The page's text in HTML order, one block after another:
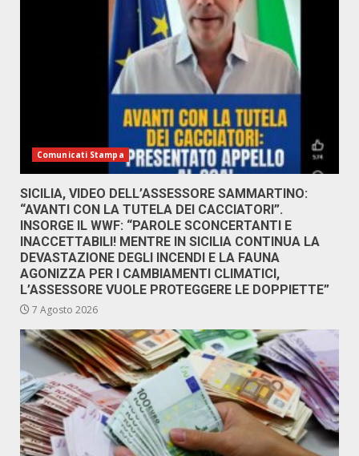
Comunicati Stampa
SICILIA, VIDEO DELL’ASSESSORE SAMMARTINO:
“AVANTI CON LA TUTELA DEI CACCIATORI”.
INSORGE IL WWF: “PAROLE SCONCERTANTI E
INACCETTABILI! MENTRE IN SICILIA CONTINUA LA
DEVASTAZIONE DEGLI INCENDI E LA FAUNA
AGONIZZA PER I CAMBIAMENTI CLIMATICI,
L’ASSESSORE VUOLE PROTEGGERE LE DOPPIETTE”
7 Agosto 2026